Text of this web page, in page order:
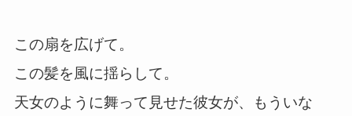
この扇を広げて。
この髪を風に揺らして。
天女のように舞って見せた彼女が、もういな